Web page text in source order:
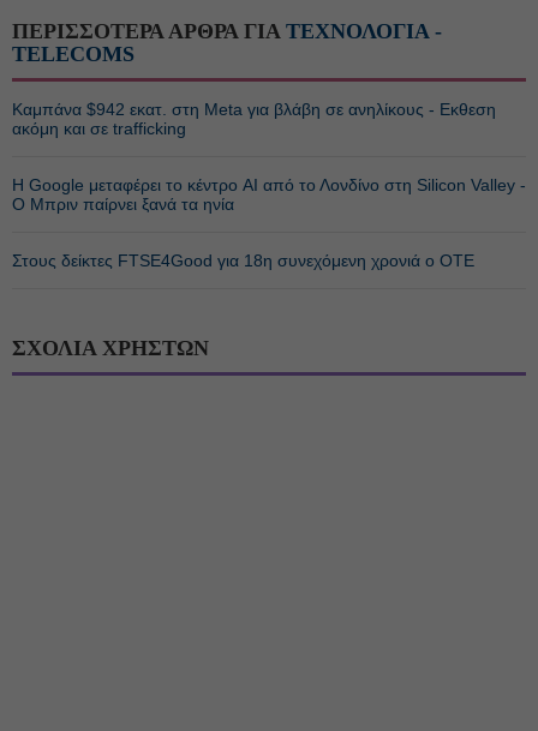
ΠΕΡΙΣΣΟΤΕΡΑ ΑΡΘΡΑ ΓΙΑ ΤΕΧΝΟΛΟΓΙΑ -
TELECOMS
Καμπάνα $942 εκατ. στη Meta για βλάβη σε ανηλίκους - Εκθεση
ακόμη και σε trafficking
Η Google μεταφέρει το κέντρο AI από το Λονδίνο στη Silicon Valley -
Ο Μπριν παίρνει ξανά τα ηνία
Στους δείκτες FTSE4Good για 18η συνεχόμενη χρονιά ο ΟΤΕ
ΣΧΟΛΙΑ ΧΡΗΣΤΩΝ